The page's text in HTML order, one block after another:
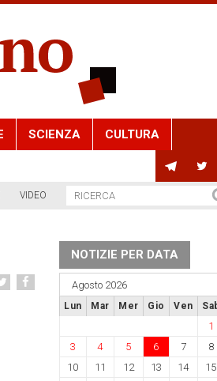
SCIENZA CULTURA
VIDEO
NOTIZIE PER DATA
Agosto 2026
Lun Mar Mer Gio Ven
1
3
4 5 6 7 8
10
11 12 13 14 15